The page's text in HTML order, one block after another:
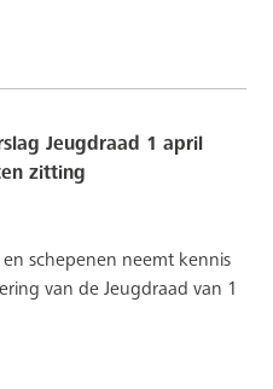
Jeugdraad 1 april
zitting
schepenen neemt kennis
van de Jeugdraad van 1